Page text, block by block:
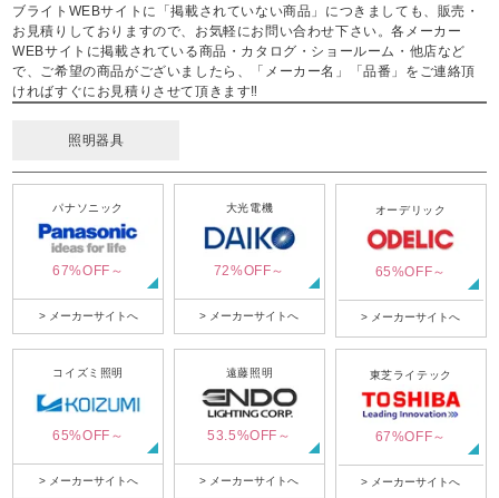
ブライトWEBサイトに「掲載されていない商品」につきましても、販売・
お見積りしておりますので、お気軽にお問い合わせ下さい。各メーカー
WEBサイトに掲載されている商品・カタログ・ショールーム・他店など
で、ご希望の商品がございましたら、「メーカー名」「品番」をご連絡頂
ければすぐにお見積りさせて頂きます‼
照明器具
パナソニック
67%OFF～
> メーカーサイトへ
大光電機
72%OFF～
> メーカーサイトへ
オーデリック
65%OFF～
> メーカーサイトへ
コイズミ照明
65%OFF～
> メーカーサイトへ
遠藤照明
53.5%OFF～
> メーカーサイトへ
東芝ライテック
67%OFF～
> メーカーサイトへ